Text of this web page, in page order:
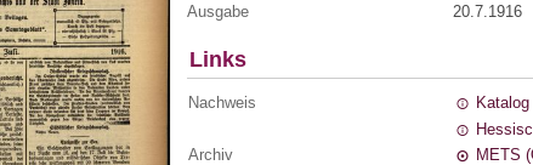
Ausgabe
20.7.1916
Links
Nachweis
Archiv
METS